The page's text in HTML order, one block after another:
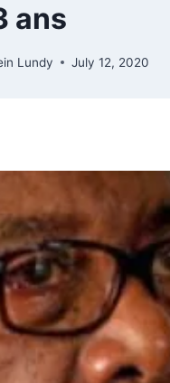
ans
Lundy July 12, 2020